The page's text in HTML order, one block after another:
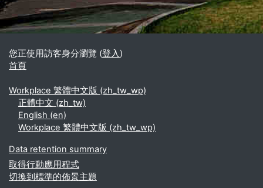
您正使用訪客身分瀏覽 (登入)
首頁
Workplace 繁體中文版 ‎(zh_tw_wp)‎
正體中文 ‎(zh_tw)‎
English ‎(en)‎
Workplace 繁體中文版 ‎(zh_tw_wp)‎
Data retention summary
取得行動應用程式
切換到標準的佈景主題